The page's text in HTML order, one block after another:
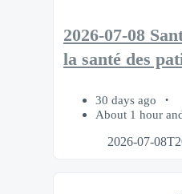
2026-07-08
la santé des
30 days ago
About 1 hour
2026-07-